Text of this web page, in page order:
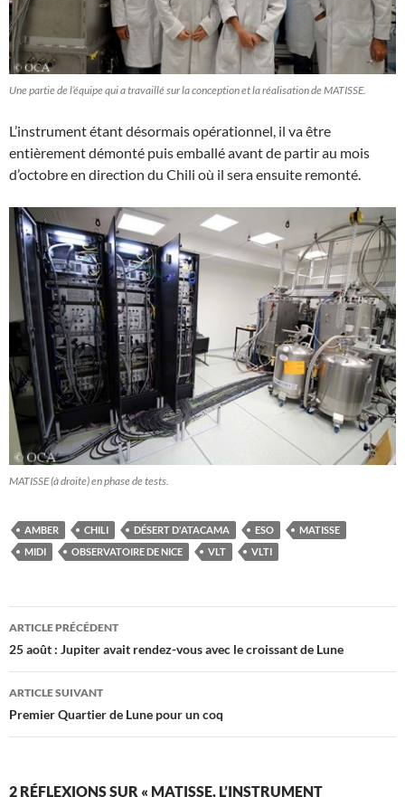
Une partie de l’équipe qui a travaillé sur la conception et la réalisation de MATISSE.
L’instrument étant désormais opérationnel, il va être
entièrement démonté puis emballé avant de partir au mois
d’octobre en direction du Chili où il sera ensuite remonté.
MATISSE (à droite) en phase de tests.
AMBER CHILI DÉSERT D'ATACAMA ESO
MATISSE
MIDI
OBSERVATOIRE DE NICE VLT VLTI
Navigation
des
articles
ARTICLE PRÉCÉDENT
25 août : Jupiter avait rendez-vous avec le croissant de Lune
ARTICLE SUIVANT
Premier Quartier de Lune pour un coq
2 RÉFLEXIONS SUR « MATISSE, L’INSTRUMENT